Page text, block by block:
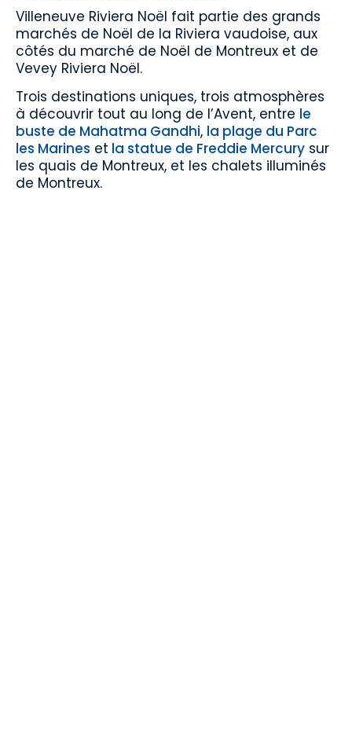
Villeneuve Riviera Noël fait partie des grands
marchés de Noël de la Riviera vaudoise, aux
côtés du marché de Noël de Montreux et de
Vevey Riviera Noël.
Trois destinations uniques, trois atmosphères
à découvrir tout au long de l’Avent, entre le
buste de Mahatma Gandhi, la plage du Parc
les Marines et la statue de Freddie Mercury sur
les quais de Montreux, et les chalets illuminés
de Montreux.